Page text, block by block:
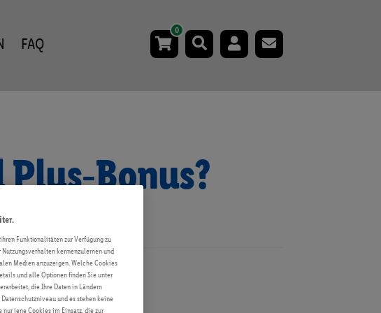
FAQ
0
Funktionalitäten zur Verfügung zu
kennenzulernen und
Medien anzuzeigen. Welche Cookies
und alle Optionen finden Sie unter
die Ihre Daten in Ländern
und es stehen keine
jene Cookies im Einsatz, die zur